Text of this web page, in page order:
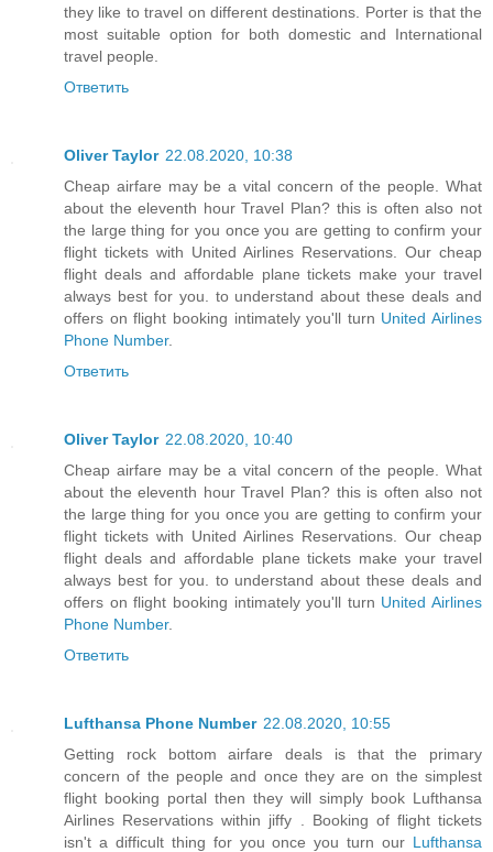
they like to travel on different destinations. Porter is that the
most suitable option for both domestic and International
travel people.
Ответить
Oliver Taylor 22.08.2020, 10:38
Cheap airfare may be a vital concern of the people. What
about the eleventh hour Travel Plan? this is often also not
the large thing for you once you are getting to confirm your
flight tickets with United Airlines Reservations. Our cheap
flight deals and affordable plane tickets make your travel
always best for you. to understand about these deals and
offers on flight booking intimately you'll turn United Airlines
Phone Number.
Ответить
Oliver Taylor 22.08.2020, 10:40
Cheap airfare may be a vital concern of the people. What
about the eleventh hour Travel Plan? this is often also not
the large thing for you once you are getting to confirm your
flight tickets with United Airlines Reservations. Our cheap
flight deals and affordable plane tickets make your travel
always best for you. to understand about these deals and
offers on flight booking intimately you'll turn United Airlines
Phone Number.
Ответить
Lufthansa Phone Number 22.08.2020, 10:55
Getting rock bottom airfare deals is that the primary
concern of the people and once they are on the simplest
flight booking portal then they will simply book Lufthansa
Airlines Reservations within jiffy . Booking of flight tickets
isn't a difficult thing for you once you turn our Lufthansa